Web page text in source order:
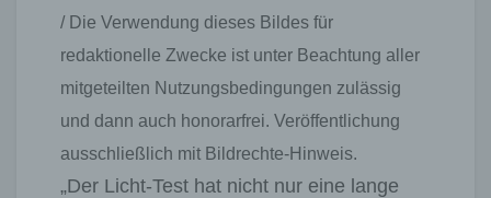
/ Die Verwendung dieses Bildes für
redaktionelle Zwecke ist unter Beachtung aller
mitgeteilten Nutzungsbedingungen zulässig
und dann auch honorarfrei. Veröffentlichung
ausschließlich mit Bildrechte-Hinweis.
„Der Licht-Test hat nicht nur eine lange